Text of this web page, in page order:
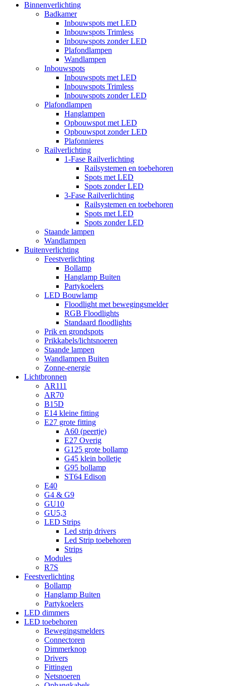
Binnenverlichting
Badkamer
Inbouwspots met LED
Inbouwspots Trimless
Inbouwspots zonder LED
Plafondlampen
Wandlampen
Inbouwspots
Inbouwspots met LED
Inbouwspots Trimless
Inbouwspots zonder LED
Plafondlampen
Hanglampen
Opbouwspot met LED
Opbouwspot zonder LED
Plafonnieres
Railverlichting
1-Fase Railverlichting
Railsystemen en toebehoren
Spots met LED
Spots zonder LED
3-Fase Railverlichting
Railsystemen en toebehoren
Spots met LED
Spots zonder LED
Staande lampen
Wandlampen
Buitenverlichting
Feestverlichting
Bollamp
Hanglamp Buiten
Partykoelers
LED Bouwlamp
Floodlight met bewegingsmelder
RGB Floodlights
Standaard floodlights
Prik en grondspots
Prikkabels/lichtsnoeren
Staande lampen
Wandlampen Buiten
Zonne-energie
Lichtbronnen
AR111
AR70
B15D
E14 kleine fitting
E27 grote fitting
A60 (peertje)
E27 Overig
G125 grote bollamp
G45 klein bolletje
G95 bollamp
ST64 Edison
E40
G4 & G9
GU10
GU5,3
LED Strips
Led strip drivers
Led Strip toebehoren
Strips
Modules
R7S
Feestverlichting
Bollamp
Hanglamp Buiten
Partykoelers
LED dimmers
LED toebehoren
Bewegingsmelders
Connectoren
Dimmerknop
Drivers
Fittingen
Netsnoeren